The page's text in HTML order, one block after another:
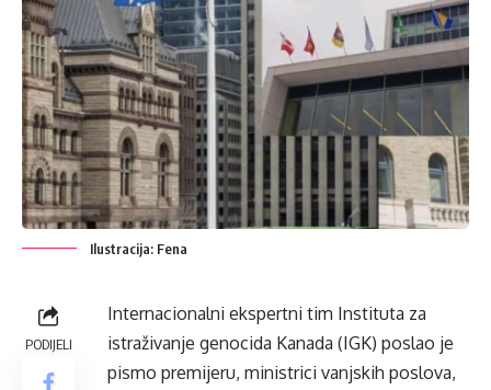
Ilustracija: Fena
PODIJELI
Internacionalni ekspertni tim Instituta za
istraživanje genocida Kanada (IGK) poslao je
pismo premijeru, ministrici vanjskih poslova,